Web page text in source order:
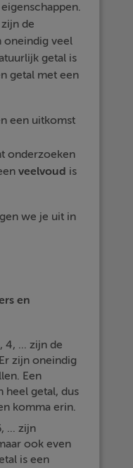
de
oneindig veel
getal is
getal met een
een uitkomst
onderzoeken
veelvoud is
we je uit in
en
4, ... zijn de
zijn oneindig
Een
heel getal, dus
komma erin.
... zijn
ook even
is een